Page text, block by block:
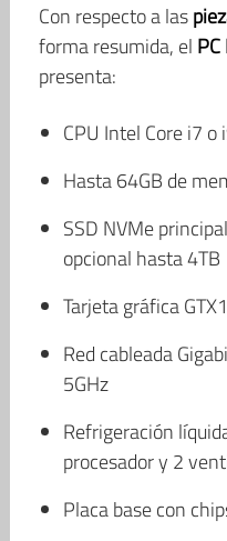
Con respecto a las
forma resumida, el
presenta:
CPU Intel Core i7 o
Hasta 64GB de
SSD NVMe
opcional hasta 4TB
Tarjeta gráfica
Red cableada
5GHz
Refrigeración
procesador y 2
Placa base con